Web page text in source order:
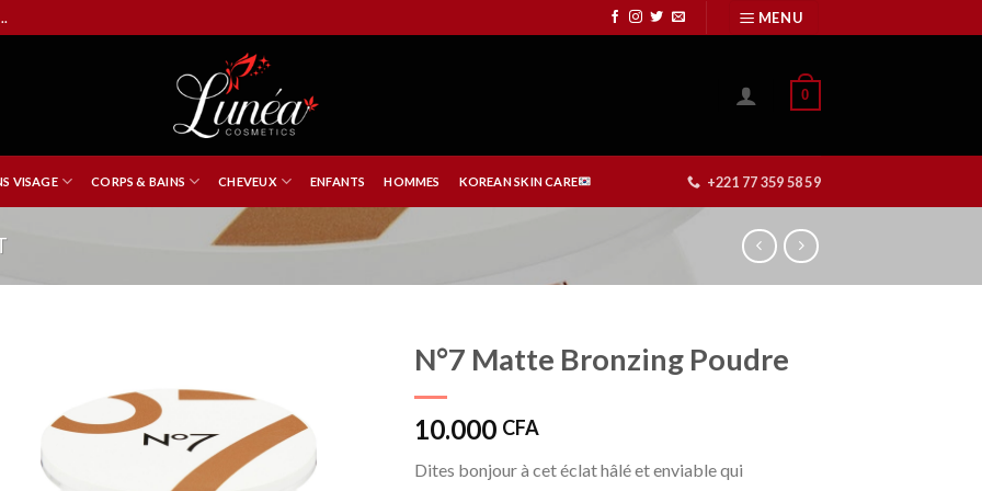
MENU
0
VISAGE CORPS & BAINS CHEVEUX ENFANTS HOMMES KOREAN SKIN CARE +221 77 359 58 59
N°7 Matte Bronzing Poudre
10.000 CFA
Dites bonjour à cet éclat hâlé et enviable qui